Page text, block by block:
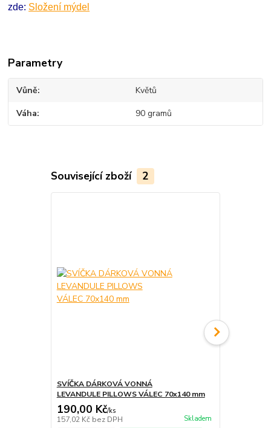
zde: Složení mýdel
Parametry
Vůně Květů
Váha 90 gramů
Související zboží 2
SVÍČKA DÁRKOVÁ VONNÁ
LEVANDULE PILLOWS VÁLEC 70x140 mm
190,00 Kč/ks
157,02 Kč bez DPH Skladem